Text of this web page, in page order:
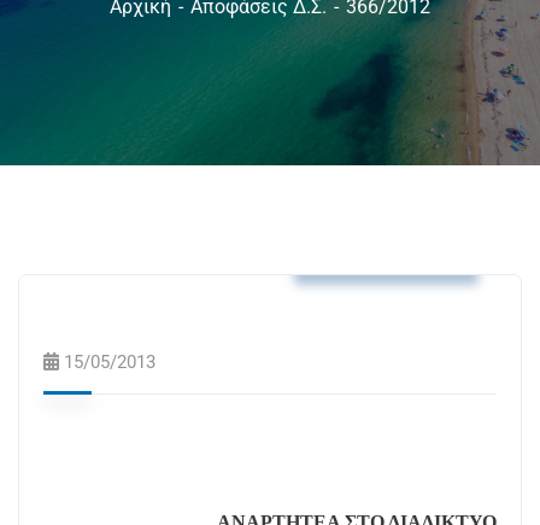
Αρχική Αποφάσεις Δ.Σ. 366/2012
15/05/2013